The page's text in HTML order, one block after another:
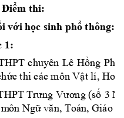
Điểm thi:
i với học sinh phổ thông:
1:
chuyên Lê Hồng
ức thi các môn Vật lí, Hoá
Trưng Vương (số 3
ôn Ngữ văn, Toán, Giáo